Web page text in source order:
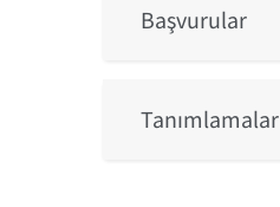
Başvurular
Tanımlamalar